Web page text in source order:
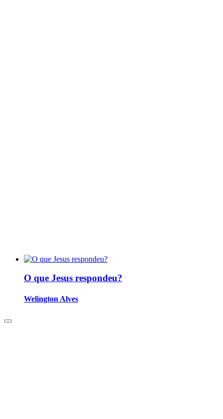
O que Jesus respondeu?
Welington Alves